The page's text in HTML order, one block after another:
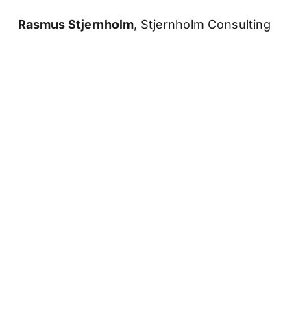
Rasmus Stjernholm, Stjernholm Consulting